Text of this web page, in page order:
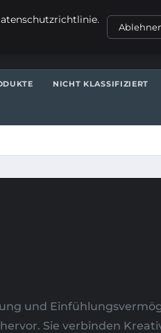
NICHT KLASSIFIZIERT
und
Sie verbinden